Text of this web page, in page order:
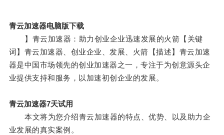
青云加速器电脑版下载
】青云加速器：助力创业企业迅速发展的火箭【关键
词】青云加速器、创业企业、发展、火箭【描述】青云加速
器是中国市场领先的创业加速器之一，专注于为创意源头企
业提供支持和服务，以加速初创企业的发展。
青云加速器7天试用
本文将为您介绍青云加速器的特点、优势、以及助力企
业发展的真实案例。